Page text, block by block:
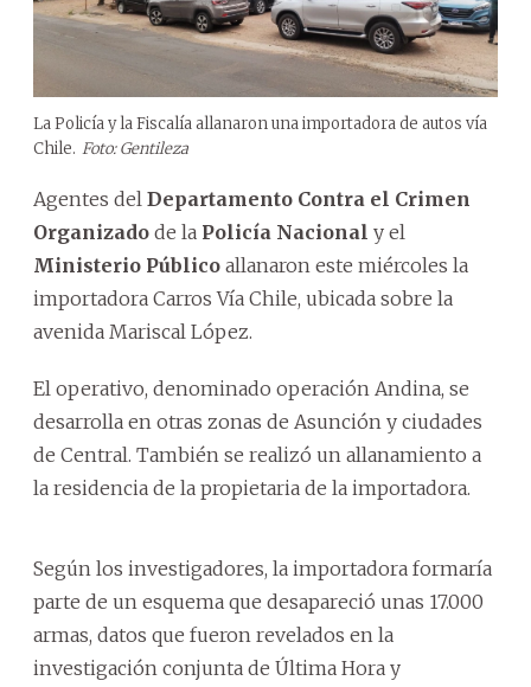
La Policía y la Fiscalía allanaron una importadora de autos vía
Chile. Foto: Gentileza
Agentes del Departamento Contra el Crimen
Organizado de la Policía Nacional y el
Ministerio Público allanaron este miércoles la
importadora Carros Vía Chile, ubicada sobre la
avenida Mariscal López.
El operativo, denominado operación Andina, se
desarrolla en otras zonas de Asunción y ciudades
de Central. También se realizó un allanamiento a
la residencia de la propietaria de la importadora.
Según los investigadores, la importadora formaría
parte de un esquema que desapareció unas 17.000
armas, datos que fueron revelados en la
investigación conjunta de Última Hora y